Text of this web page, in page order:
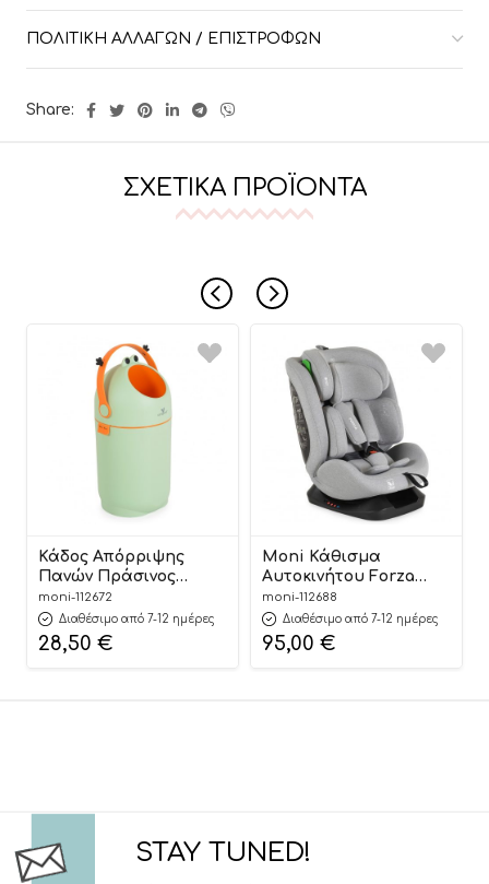
ΠΟΛΙΤΙΚΉ ΑΛΛΑΓΏΝ / ΕΠΙΣΤΡΟΦΏΝ
Share:
ΣΧΕΤΙΚΆ ΠΡΟΪΌΝΤΑ
Κάδος Απόρριψης
Πανών Πράσινος
Nubbi Green Hygiene
Basket 3800146273279 –
Cangaroo
moni-112672
Διαθέσιμο από 7-12 ημέρες
28,50 €
Moni Κάθισμα
Αυτοκινήτου Forza
Dark Grey 40-150cm
3801005153725
moni-112688
Διαθέσιμο από 7-12 ημέρες
95,00 €
STAY TUNED!